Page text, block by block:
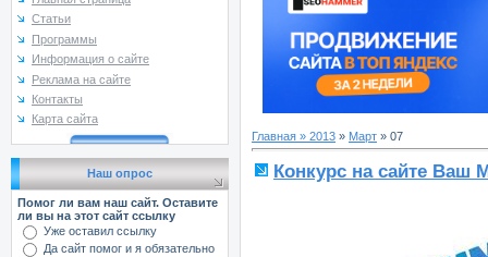
Статьи
Программы
Информация о сайте
Реклама на сайте
Контакты
Карта сайта
Наш опрос
Помог ли вам наш сайт. Оставите
ли вы на этот сайт ссылку
Уже оставил ссылку
Да сайт помог и я обязательно
Главная » 2013 » Март » 07
Конкурс на сайте